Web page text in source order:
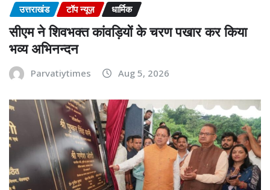
उत्तराखंड टॉप न्यूज़ धार्मिक
सीएम ने शिवभक्त कांवड़ियों के चरण पखार कर किया
भव्य अभिनन्दन
Parvatiytimes Aug 5, 2026